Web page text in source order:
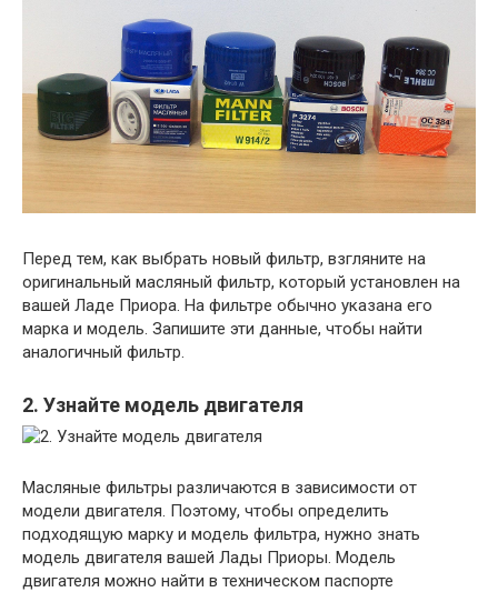
Перед тем, как выбрать новый фильтр, взгляните на
оригинальный масляный фильтр, который установлен на
вашей Ладе Приора. На фильтре обычно указана его
марка и модель. Запишите эти данные, чтобы найти
аналогичный фильтр.
2. Узнайте модель двигателя
Масляные фильтры различаются в зависимости от
модели двигателя. Поэтому, чтобы определить
подходящую марку и модель фильтра, нужно знать
модель двигателя вашей Лады Приоры. Модель
двигателя можно найти в техническом паспорте